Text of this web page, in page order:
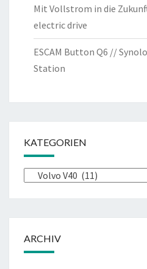
Mit Vollstrom in die
electric drive
ESCAM Button Q6 //
Station
KATEGORIEN
Kategorien
ARCHIV